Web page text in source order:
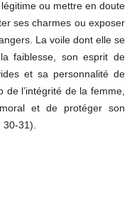
ou mettre en doute
ses charmes ou exposer
La voile dont elle se
faiblesse, son esprit de
et sa personnalité de
de l’intégrité de la femme,
et de protéger son
31).